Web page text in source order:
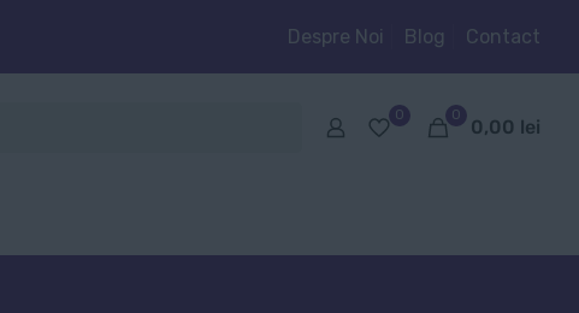
Despre Noi Blog Contact
0 0
0,00 lei